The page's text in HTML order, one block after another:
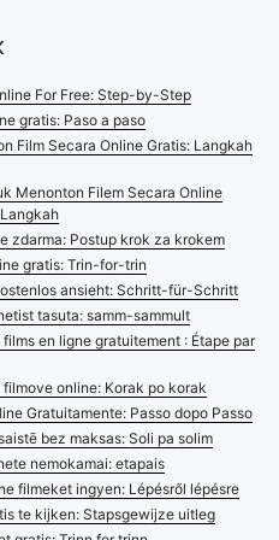
For Free: Step-by-Step
gratis: Paso a paso
Film Secara Online Gratis: Langkah
Menonton Filem Secara Online
zdarma: Postup krok za krokem
gratis: Trin-for-trin
ansieht: Schritt-für-Schritt
tasuta: samm-sammult
en ligne gratuitement : Étape par
online: Korak po korak
Gratuitamente: Passo dopo Passo
bez maksas: Soli pa solim
nemokamai: etapais
filmeket ingyen: Lépésről lépésre
te kijken: Stapsgewijze uitleg